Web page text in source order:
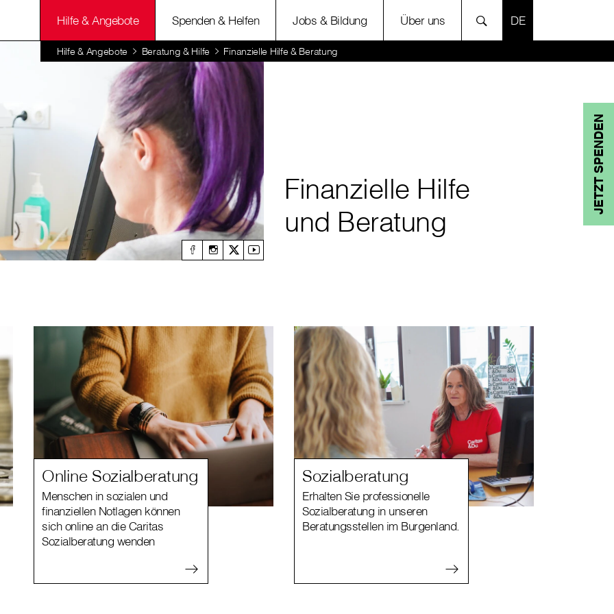
Hilfe & Angebote Spenden & Helfen Jobs & Bildung Über uns SPRACHE
Hilfe & Angebote Beratung & Hilfe Finanzielle Hilfe & Beratung
JETZT SPENDEN
Finanzielle Hilfe
und Beratung
Online Sozialberatung
Menschen in sozialen und
finanziellen Notlagen können
sich online an die Caritas
Sozialberatung wenden
Sozialberatung
Erhalten Sie professionelle
Sozialberatung in unseren
Beratungsstellen im Burgenland.